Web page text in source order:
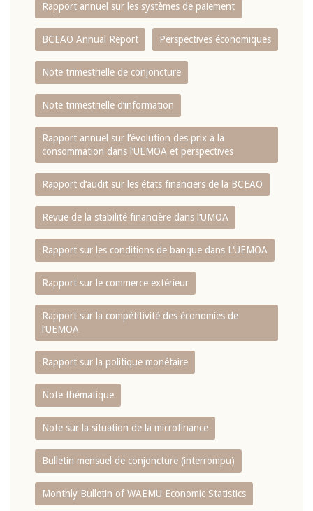
Rapport annuel sur les systèmes de paiement
BCEAO Annual Report Perspectives économiques
Note trimestrielle de conjoncture
Note trimestrielle d‘information
Rapport annuel sur l‘évolution des prix à la
consommation dans l‘UEMOA et perspectives
Rapport d‘audit sur les états financiers de la BCEAO
Revue de la stabilité financière dans l‘UMOA
Rapport sur les conditions de banque dans L‘UEMOA
Rapport sur le commerce extérieur
Rapport sur la compétitivité des économies de
l‘UEMOA
Rapport sur la politique monétaire
Note thématique
Note sur la situation de la microfinance
Bulletin mensuel de conjoncture (interrompu)
Monthly Bulletin of WAEMU Economic Statistics